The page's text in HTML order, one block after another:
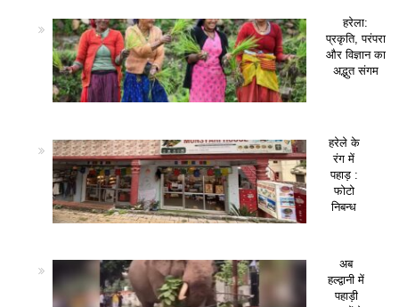
हरेला:
प्रकृति, परंपरा
और विज्ञान का
अद्भुत संगम
हरेले के
रंग में
पहाड़ :
फोटो
निबन्ध
अब
हल्द्वानी में
पहाड़ी